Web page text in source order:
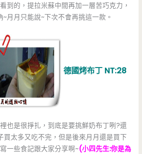
到的，提拉米蘇中間再加一層苦巧克力，
月月只能說~下次不會再挑這一款。
德國烤布丁 NT:28
也是很掙扎，到底是要挑鮮奶布丁咧?還
買太多又吃不完，但是後來月月還是買下
一些食記跟大家分享啊~(小四先生:你是為